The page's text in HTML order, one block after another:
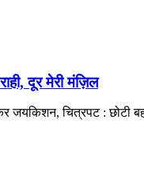
दूर मेरी मंज़िल
जयकिशन, चित्रपट : छोटी